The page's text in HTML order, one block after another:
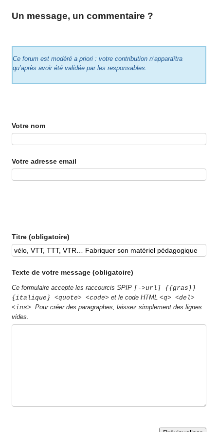
Un message, un commentaire ?
Ce forum est modéré a priori : votre contribution n’apparaîtra
qu’après avoir été validée par les responsables.
Votre nom
Votre adresse email
Titre (obligatoire)
Texte de votre message (obligatoire)
Ce formulaire accepte les raccourcis SPIP [->url] {{gras}}
{italique} <quote> <code> et le code HTML<q> <del>
<ins> . Pour créer des paragraphes, laissez simplement des lignes
vides.